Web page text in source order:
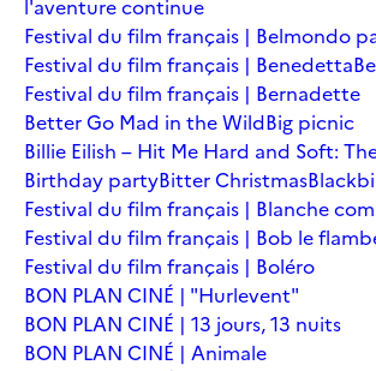
l'aventure continue
Festival du film français | Belmondo
Festival du film français | Benedetta
Festival du film français | Bernadette
Better Go Mad in the WildBig picnic
Billie Eilish – Hit Me Hard and Soft:
Birthday partyBitter Christmas
Festival du film français | Blanche
Festival du film français | Bob le
Festival du film français | Boléro
BON PLAN CINÉ | "Hurlevent"
BON PLAN CINÉ | 13 jours, 13 nuits
BON PLAN CINÉ | Animale